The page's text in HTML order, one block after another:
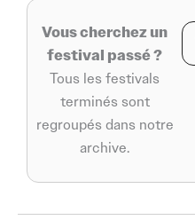
Vous cherchez un
festival passé ?
Tous les festivals
terminés sont
regroupés dans notre
archive.